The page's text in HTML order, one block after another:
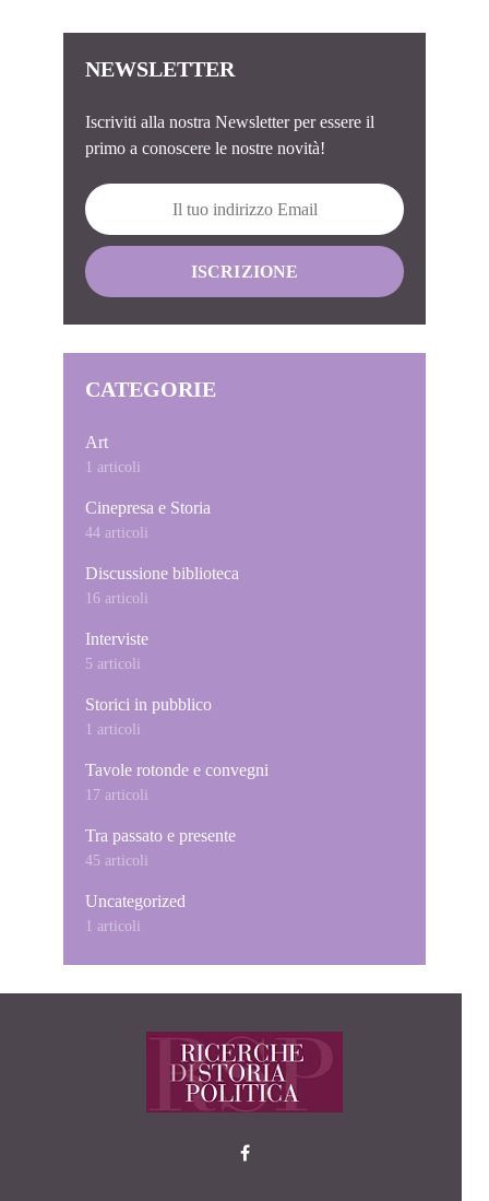
NEWSLETTER
Iscriviti alla nostra Newsletter per essere il
primo a conoscere le nostre novità!
CATEGORIE
Art
1 articoli
Cinepresa e Storia
44 articoli
Discussione biblioteca
16 articoli
Interviste
5 articoli
Storici in pubblico
1 articoli
Tavole rotonde e convegni
17 articoli
Tra passato e presente
45 articoli
Uncategorized
1 articoli